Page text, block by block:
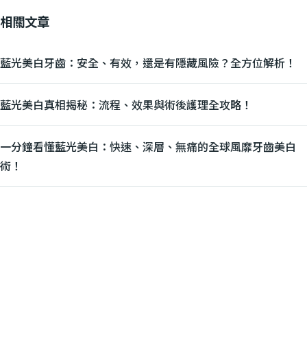
相關文章
藍光美白牙齒：安全、有效，還是有隱藏風險？全方位解析！
藍光美白真相揭秘：流程、效果與術後護理全攻略！
一分鐘看懂藍光美白：快速、深層、無痛的全球風靡牙齒美白
術！